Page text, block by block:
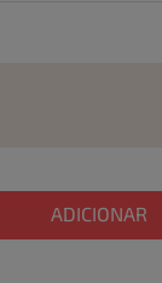
ADICIONAR